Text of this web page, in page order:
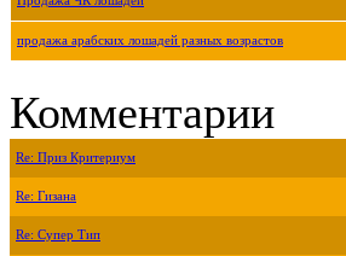
продажа арабских лошадей разных возрастов
Комментарии
Re: Приз Критериум
Re: Гизана
Re: Супер Тип